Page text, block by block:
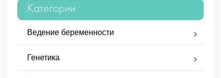
Категории
Ведение беременности
Генетика